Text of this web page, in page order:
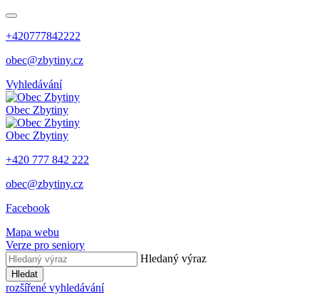
+420777842222
obec@zbytiny.cz
Vyhledávání
Obec Zbytiny
Obec Zbytiny
+420 777 842 222
obec@zbytiny.cz
Facebook
Mapa webu
Verze pro seniory
Hledaný výraz
Hledat
rozšířené vyhledávání